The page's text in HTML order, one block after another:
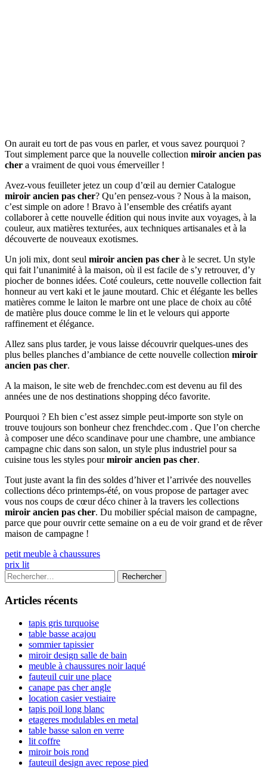
On aurait eu tort de pas vous en parler, et vous savez pourquoi ?
Tout simplement parce que la nouvelle collection miroir ancien pas
cher a vraiment de quoi vous émerveiller !
Avez-vous feuilleter jetez un coup d’œil au dernier Catalogue
miroir ancien pas cher? Qu’en pensez-vous ? Nous à la maison,
c’est simple on adore ! Bravo à l’ensemble des créatifs ayant
collaborer à cette nouvelle édition qui nous invite aux voyages, à la
couleur, aux matières texturées, aux techniques artisanales et à la
découverte de nouveaux exotismes.
Un joli mix, dont seul miroir ancien pas cher à le secret. Un style
qui fait l’unanimité à la maison, où il est facile de s’y retrouver, d’y
piocher de bonnes idées. Coté couleurs, cette nouvelle collection fait
honneur au vert kaki et le jaune moutard. Chic et élégante les belles
matières comme le laiton le marbre ont une place de choix au côté
de matière plus douce comme le lin et le velours qui apporte
raffinement et élégance.
Allez sans plus tarder, je vous laisse découvrir quelques-unes des
plus belles planches d’ambiance de cette nouvelle collection miroir
ancien pas cher.
A la maison, le site web de frenchdec.com est devenu au fil des
années une de nos destinations shopping déco favorite.
Pourquoi ? Eh bien c’est assez simple peut-importe son style on
trouve toujours son bonheur chez frenchdec.com . Que l’on cherche
à composer une déco scandinave pour une chambre, une ambiance
campagne chic dans son salon, un style plus industriel pour sa
cuisine tous les styles pourmiroir ancien pas cher.
Tout juste avant la fin des soldes d’hiver et l’arrivée des nouvelles
collections déco printemps-été, on vous propose de partager avec
vous nos coups de cœur déco chiner à la travers les collections
miroir ancien pas cher. Du mobilier spécial maison de campagne,
parce que pour ouvrir cette semaine on a eu de voir grand et de rêver
maison de campagne !
Navigation
de
l’article
Previous
article:
petit meuble à chaussures
Next
article:
prix lit
Colonne
latérale
principale
Rechercher :
Articles récents
tapis gris turquoise
table basse acajou
sommier tapissier
miroir design salle de bain
meuble à chaussures noir laqué
fauteuil cuir une place
canape pas cher angle
location casier vestiaire
tapis poil long blanc
etageres modulables en metal
table basse salon en verre
lit coffre
miroir bois rond
fauteuil design avec repose pied